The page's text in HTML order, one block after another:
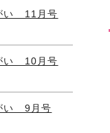
い 11月号
い 10月号
い 9月号